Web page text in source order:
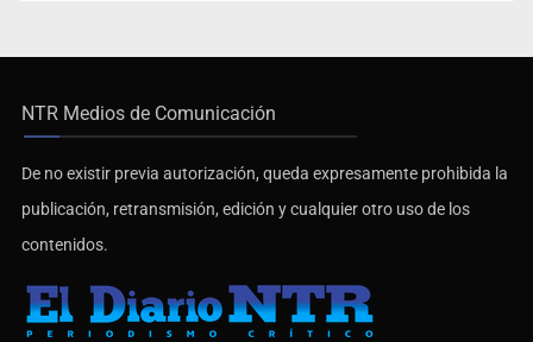
NTR Medios de Comunicación
De no existir previa autorización, queda expresamente prohibida la
publicación, retransmisión, edición y cualquier otro uso de los
contenidos.